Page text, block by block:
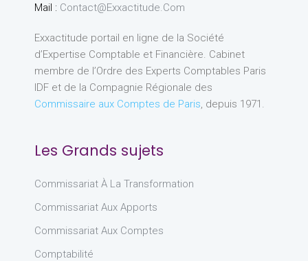
Mail : Contact@exxactitude.com
Exxactitude portail en ligne de la Société
d’Expertise Comptable et Financière. Cabinet
membre de l’Ordre des Experts Comptables Paris
IDF et de la Compagnie Régionale des
Commissaire aux Comptes de Paris, depuis 1971.
Les Grands sujets
Commissariat À La Transformation
Commissariat Aux Apports
Commissariat Aux Comptes
Comptabilité